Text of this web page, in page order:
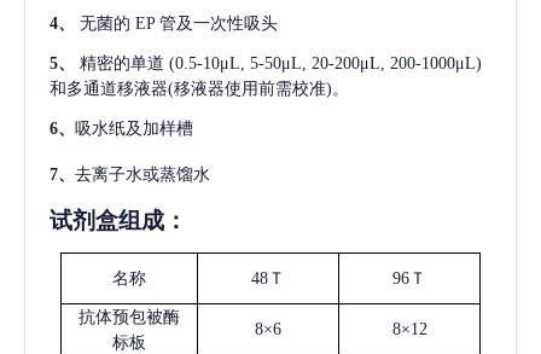
4、 无菌的 EP 管及一次性吸头
5、 精密的单道 (0.5-10μL, 5-50μL, 20-200μL, 200-1000μL)
和多通道移液器(移液器使用前需校准)。
6、 吸水纸及加样槽
7、 去离子水或蒸馏水
试剂盒组成：
名称 48Ｔ 96Ｔ
抗体预包被酶
标板
8×6 8×12